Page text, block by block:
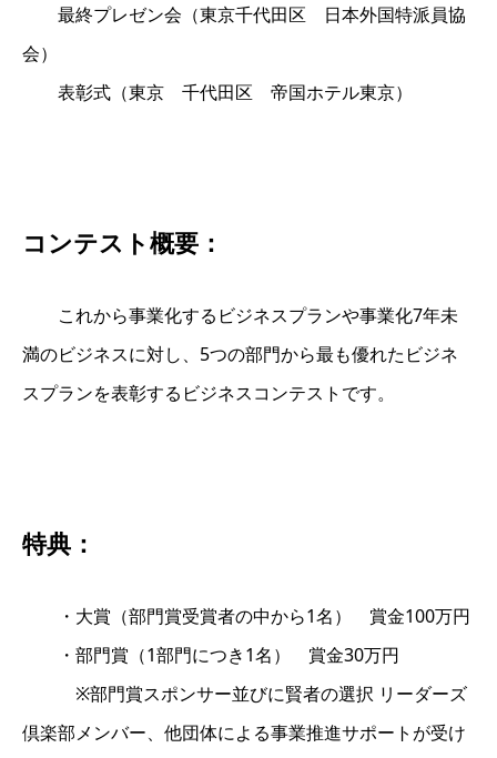
最終プレゼン会（東京千代田区 日本外国特派員協
会）
表彰式（東京 千代田区 帝国ホテル東京）
コンテスト概要：
これから事業化するビジネスプランや事業化7年未
満のビジネスに対し、5つの部門から最も優れたビジネ
スプランを表彰するビジネスコンテストです。
特典：
・大賞（部門賞受賞者の中から1名） 賞金100万円
・部門賞（1部門につき1名） 賞金30万円
※部門賞スポンサー並びに賢者の選択 リーダーズ
倶楽部メンバー、他団体による事業推進サポートが受け